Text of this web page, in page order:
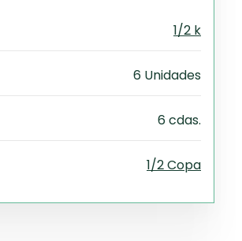
1/2 k
6 Unidades
6 cdas.
1/2 Copa